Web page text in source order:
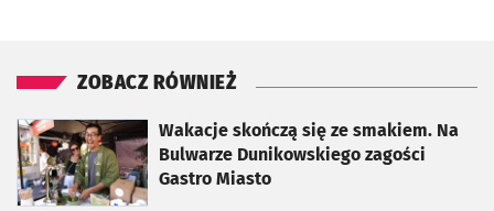
ZOBACZ RÓWNIEŻ
Wakacje skończą się ze smakiem. Na
Bulwarze Dunikowskiego zagości
Gastro Miasto
otworzy się w nowej karcie